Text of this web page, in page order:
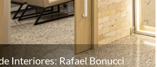
Interiores: Rafael Bonucci